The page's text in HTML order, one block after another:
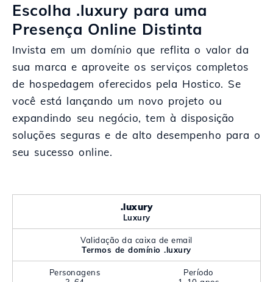
Escolha .luxury para uma
Presença Online Distinta
Invista em um domínio que reflita o valor da
sua marca e aproveite os serviços completos
de hospedagem oferecidos pela Hostico. Se
você está lançando um novo projeto ou
expandindo seu negócio, tem à disposição
soluções seguras e de alto desempenho para o
seu sucesso online.
.luxury
Luxury
Validação da caixa de email
Termos de domínio .luxury
Personagens
Período